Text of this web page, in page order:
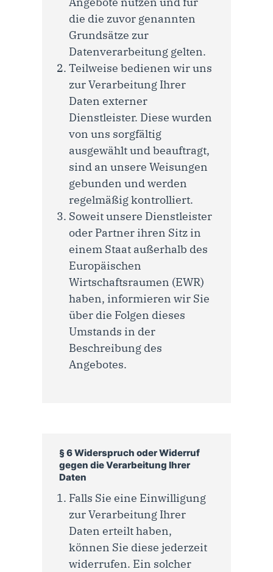
die die zuvor genannten
Grundsätze zur
Datenverarbeitung gelten.
Teilweise bedienen wir uns
zur Verarbeitung Ihrer
Daten externer
Dienstleister. Diese wurden
von uns sorgfältig
ausgewählt und beauftragt,
sind an unsere Weisungen
gebunden und werden
regelmäßig kontrolliert.
Soweit unsere Dienstleister
oder Partner ihren Sitz in
einem Staat außerhalb des
Europäischen
Wirtschaftsraumen (EWR)
haben, informieren wir Sie
über die Folgen dieses
Umstands in der
Beschreibung des
Angebotes.
§ 6 Widerspruch oder Widerruf
gegen die Verarbeitung Ihrer
Daten
Falls Sie eine Einwilligung
zur Verarbeitung Ihrer
Daten erteilt haben,
können Sie diese jederzeit
widerrufen. Ein solcher